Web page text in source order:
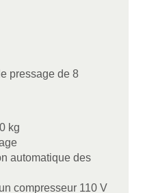
pressage de 8
kg
automatique des
compresseur 110 V